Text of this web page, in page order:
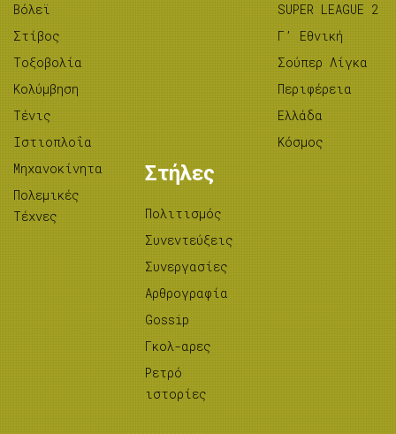
Βόλεϊ
Στίβος
Tοξοβολία
Κολύμβηση
Τένις
Ιστιοπλοΐα
Μηχανοκίνητα
Πολεμικές
Τέχνες
SUPER LEAGUE 2
Γ’ Εθνική
Σούπερ Λίγκα
Περιφέρεια
Ελλάδα
Κόσμος
Στήλες
Πολιτισμός
Συνεντεύξεις
Συνεργασίες
Αρθρογραφία
Gossip
Γκολ-αρες
Ρετρό
ιστορίες